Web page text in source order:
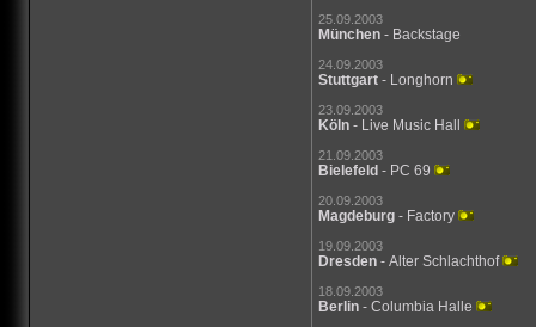
25.09.2003
München - Backstage
24.09.2003
Stuttgart - Longhorn
23.09.2003
Köln - Live Music Hall
21.09.2003
Bielefeld - PC 69
20.09.2003
Magdeburg - Factory
19.09.2003
Dresden - Alter Schlachthof
18.09.2003
Berlin - Columbia Halle